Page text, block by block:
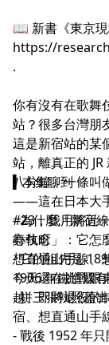
📖 新書《東京
https://
.
你有沒有在歌舞
站？很多台灣朋
這是新宿站的某
站，離真正的
八分鐘。一條
——這在日本大
#23，我用將近
心執念」：它怎
想直通山手線、
今天還在挑戰跟
越、即將退役的
.
▍本集聊到
- 為什麼「新宿
舞伎町
- 它的祖先是
1906 年鐵道國
- 拼三張執照蓋
宿、想直通山手
- 戰後 1952 年